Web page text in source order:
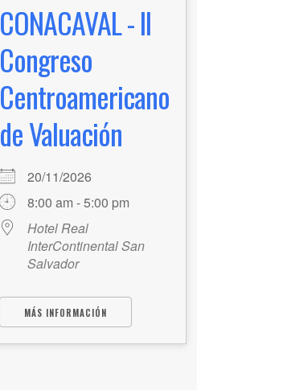
CONACAVAL - II
Congreso
Centroamericano
de Valuación
20/11/2026
8:00 am - 5:00 pm
Hotel Real
InterContinental San
Salvador
MÁS INFORMACIÓN